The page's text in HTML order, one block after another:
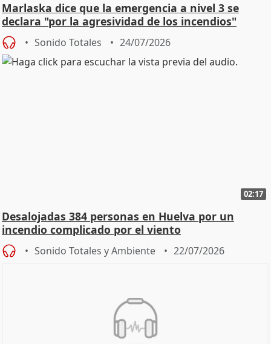
Marlaska dice que la emergencia a nivel 3 se
declara "por la agresividad de los incendios"
Sonido Totales 24/07/2026
02:17
Desalojadas 384 personas en Huelva por un
incendio complicado por el viento
Sonido Totales y Ambiente 22/07/2026